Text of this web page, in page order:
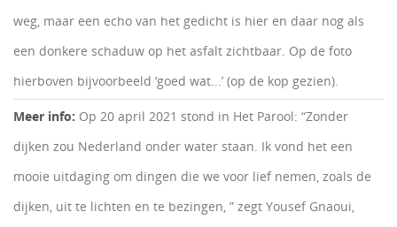
weg, maar een echo van het gedicht is hier en daar nog als
een donkere schaduw op het asfalt zichtbaar. Op de foto
hierboven bijvoorbeeld ‘goed wat...’ (op de kop gezien).
Meer info: Op 20 april 2021 stond in Het Parool: “Zonder
dijken zou Nederland onder water staan. Ik vond het een
mooie uitdaging om dingen die we voor lief nemen, zoals de
dijken, uit te lichten en te bezingen, ” zegt Yousef Gnaoui,